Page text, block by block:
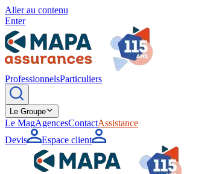
Aller au contenu
Enter
ProfessionnelsParticuliers
Le Groupe
Le MagAgencesContactAssistance
Devis
Espace client